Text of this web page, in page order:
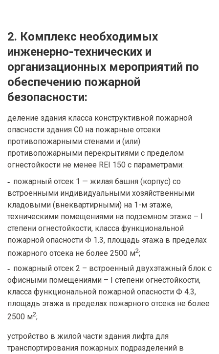
2. Комплекс необходимых
инженерно-технических и
организационных мероприятий по
обеспечению пожарной
безопасности:
деление здания класса конструктивной пожарной
опасности здания С0 на пожарные отсеки
противопожарными стенами и (или)
противопожарными перекрытиями с пределом
огнестойкости не менее REI 150 с параметрами:
пожарный отсек 1 — жилая башня (корпус) со
встроенными индивидуальными хозяйственными
кладовыми (внеквартирными) на 1-м этаже,
техническими помещениями на подземном этаже – I
степени огнестойкости, класса функциональной
пожарной опасности Ф 1.3, площадь этажа в пределах
пожарного отсека не более 2500 м2;
пожарный отсек 2 – встроенный двухэтажный блок с
офисными помещениями – I степени огнестойкости,
класса функциональной пожарной опасности Ф 4.3,
площадь этажа в пределах пожарного отсека не более
2500 м2;
устройство в жилой части здания лифта для
транспортирования пожарных подразделений в